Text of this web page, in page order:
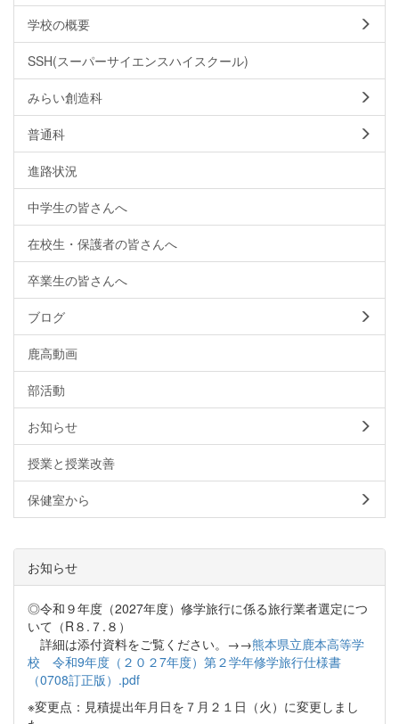
学校の概要
SSH(スーパーサイエンスハイスクール)
みらい創造科
普通科
進路状況
中学生の皆さんへ
在校生・保護者の皆さんへ
卒業生の皆さんへ
ブログ
鹿高動画
部活動
お知らせ
授業と授業改善
保健室から
お知らせ
◎令和９年度（2027年度）修学旅行に係る旅行業者選定につ
いて（R８.７.８）
詳細は添付資料をご覧ください。→→熊本県立鹿本高等学
校 令和9年度（２０２7年度）第２学年修学旅行仕様書
（0708訂正版）.pdf
※変更点：見積提出年月日を７月２１日（火）に変更しまし